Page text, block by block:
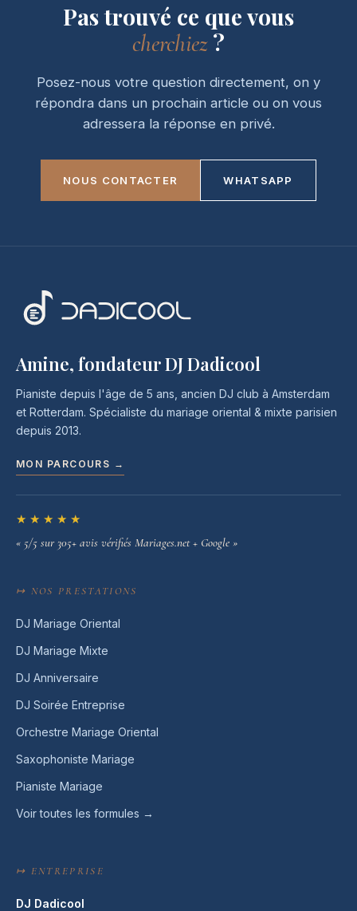
Pas trouvé ce que vous
cherchiez?
Posez-nous votre question directement, on y
répondra dans un prochain article ou on vous
adressera la réponse en privé.
NOUS CONTACTER WHATSAPP
Amine, fondateur DJ Dadicool
Pianiste depuis l'âge de 5 ans, ancien DJ club à Amsterdam
et Rotterdam. Spécialiste du mariage oriental & mixte parisien
depuis 2013.
MON PARCOURS →
★★★★★
« 5/5 sur 305+ avis vérifiés Mariages.net + Google »
↦ NOS PRESTATIONS
DJ Mariage Oriental
DJ Mariage Mixte
DJ Anniversaire
DJ Soirée Entreprise
Orchestre Mariage Oriental
Saxophoniste Mariage
Pianiste Mariage
Voir toutes les formules →
↦ ENTREPRISE
DJ Dadicool